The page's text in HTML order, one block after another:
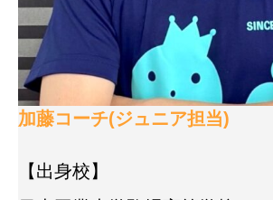
加藤コーチ(ジュニア担当)
【出身校】